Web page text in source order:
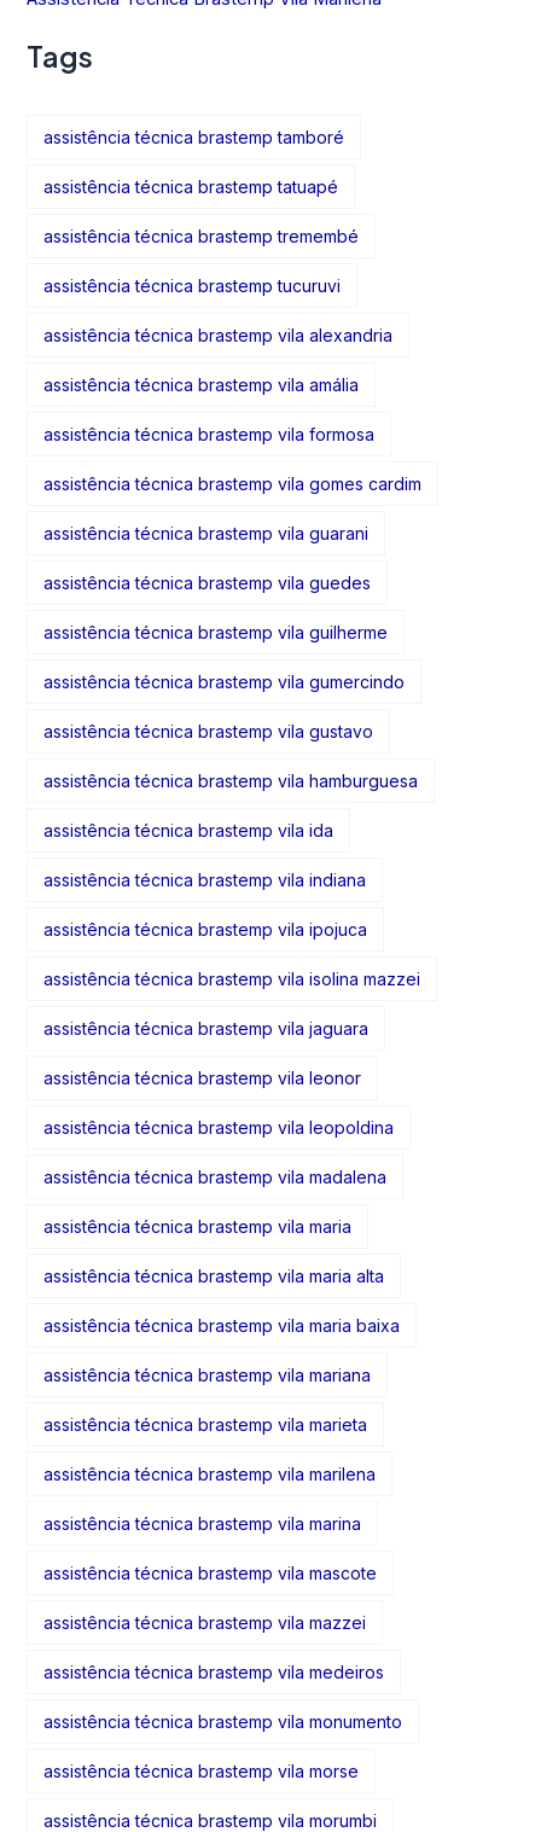
Tags
assistência técnica brastemp tamboré
assistência técnica brastemp tatuapé
assistência técnica brastemp tremembé
assistência técnica brastemp tucuruvi
assistência técnica brastemp vila alexandria
assistência técnica brastemp vila amália
assistência técnica brastemp vila formosa
assistência técnica brastemp vila gomes cardim
assistência técnica brastemp vila guarani
assistência técnica brastemp vila guedes
assistência técnica brastemp vila guilherme
assistência técnica brastemp vila gumercindo
assistência técnica brastemp vila gustavo
assistência técnica brastemp vila hamburguesa
assistência técnica brastemp vila ida
assistência técnica brastemp vila indiana
assistência técnica brastemp vila ipojuca
assistência técnica brastemp vila isolina mazzei
assistência técnica brastemp vila jaguara
assistência técnica brastemp vila leonor
assistência técnica brastemp vila leopoldina
assistência técnica brastemp vila madalena
assistência técnica brastemp vila maria
assistência técnica brastemp vila maria alta
assistência técnica brastemp vila maria baixa
assistência técnica brastemp vila mariana
assistência técnica brastemp vila marieta
assistência técnica brastemp vila marilena
assistência técnica brastemp vila marina
assistência técnica brastemp vila mascote
assistência técnica brastemp vila mazzei
assistência técnica brastemp vila medeiros
assistência técnica brastemp vila monumento
assistência técnica brastemp vila morse
assistência técnica brastemp vila morumbi